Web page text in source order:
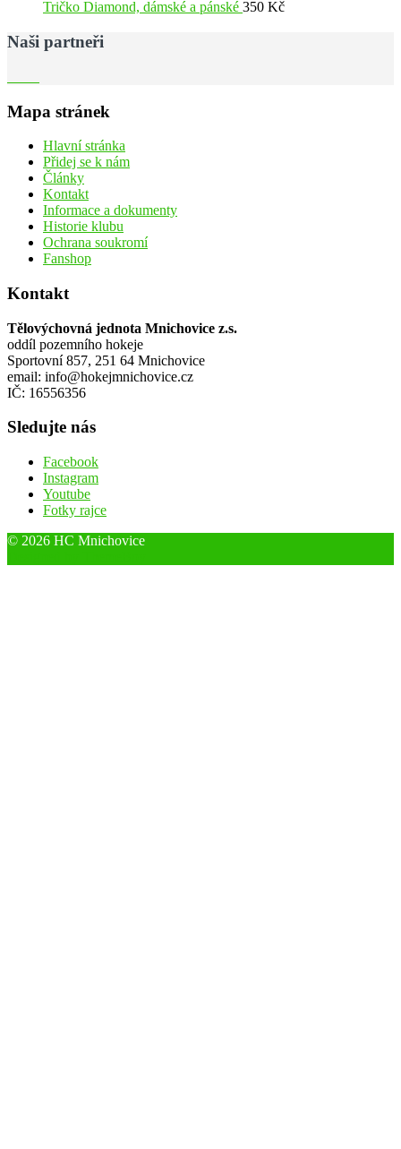
Tričko Diamond, dámské a pánské 350 Kč
Naši partneři
Mapa stránek
Hlavní stránka
Přidej se k nám
Články
Kontakt
Informace a dokumenty
Historie klubu
Ochrana soukromí
Fanshop
Kontakt
Tělovýchovná jednota Mnichovice z.s.
oddíl pozemního hokeje
Sportovní 857, 251 64 Mnichovice
email: info@hokejmnichovice.cz
IČ: 16556356
Sledujte nás
Facebook
Instagram
Youtube
Fotky rajce
© 2026 HC Mnichovice